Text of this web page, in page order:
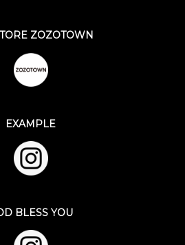
ZOZOTOWN
EXAMPLE
BLESS YOU